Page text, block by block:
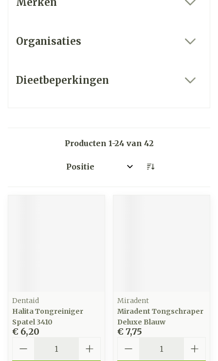
Organisaties
Dieetbeperkingen
Producten 1-24 van 42
Sorteer op:
Dentaid
Halita Tongreiniger
Spatel 3410
€ 6,20
Miradent
Miradent Tongschraper
Deluxe Blauw
€ 7,75